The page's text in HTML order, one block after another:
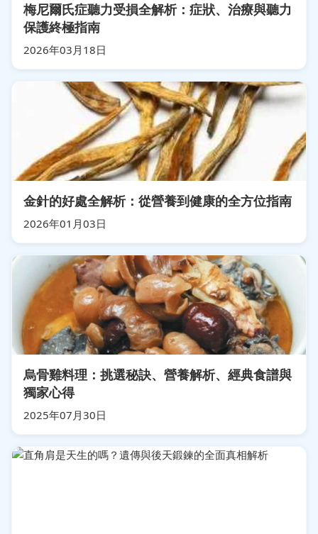
梅尼爾氏症聽力受損全解析：症狀、治療與聽力
保護終極指南
2026年03月18日
金針的好處全解析：從營養到健康的全方位指南
2026年01月03日
烏骨雞料理：挑選秘訣、營養解析、經典食譜與
獨家心得
2025年07月30日